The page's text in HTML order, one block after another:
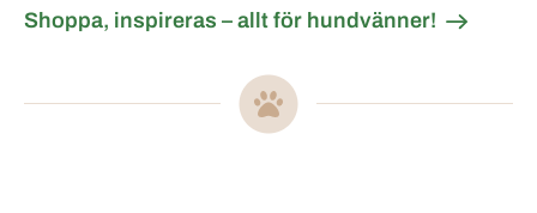
Shoppa, inspireras – allt för hundvänner!